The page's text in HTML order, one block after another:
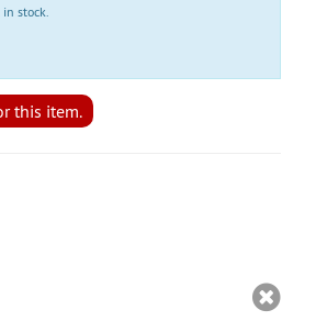
stock.
this item.